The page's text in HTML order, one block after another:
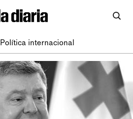
Política internacional